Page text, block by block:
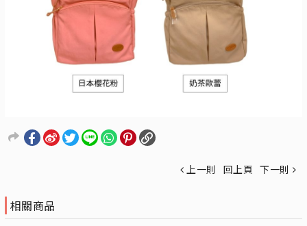
上一則 回上頁 下一則
相關商品